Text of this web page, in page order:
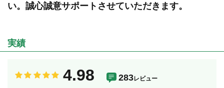
い。誠心誠意サポートさせていただきます。
実績
4.98 283レビュー